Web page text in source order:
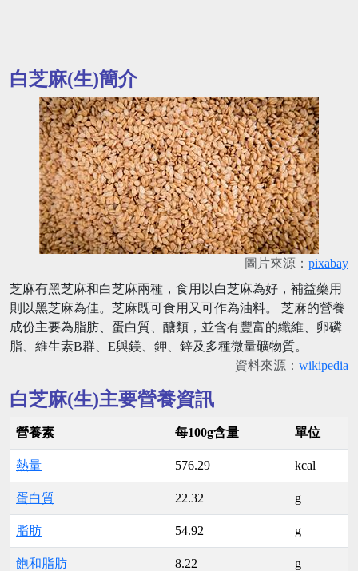
白芝麻(生)簡介
圖片來源： pixabay
芝麻有黑芝麻和白芝麻兩種，食用以白芝麻為好，補益藥用
則以黑芝麻為佳。芝麻既可食用又可作為油料。 芝麻的營養
成份主要為脂肪、蛋白質、醣類，並含有豐富的纖維、卵磷
脂、維生素B群、E與鎂、鉀、鋅及多種微量礦物質。
資料來源： wikipedia
白芝麻(生)主要營養資訊
營養素 每100g含量 單位
熱量 576.29 kcal
蛋白質 22.32 g
脂肪 54.92 g
飽和脂肪 8.22 g